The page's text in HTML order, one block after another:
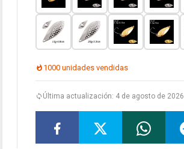
1000 unidades vendidas
Última actualización: 4 de agosto de 2026